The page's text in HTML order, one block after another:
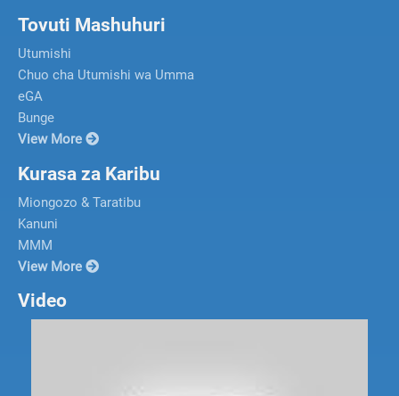
Tovuti Mashuhuri
Utumishi
Chuo cha Utumishi wa Umma
eGA
Bunge
View More
Kurasa za Karibu
Miongozo & Taratibu
Kanuni
MMM
View More
Video